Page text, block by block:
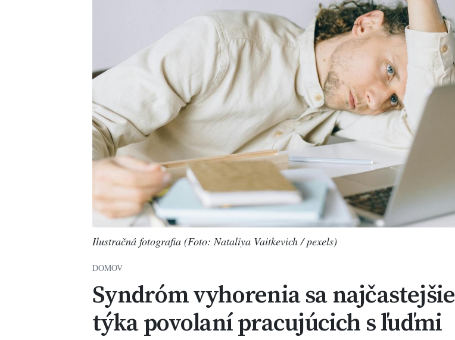
Ilustračná fotografia (Foto: Nataliya Vaitkevich / pexels)
DOMOV
Syndróm vyhorenia sa najčastejšie
týka povolaní pracujúcich s ľuďmi